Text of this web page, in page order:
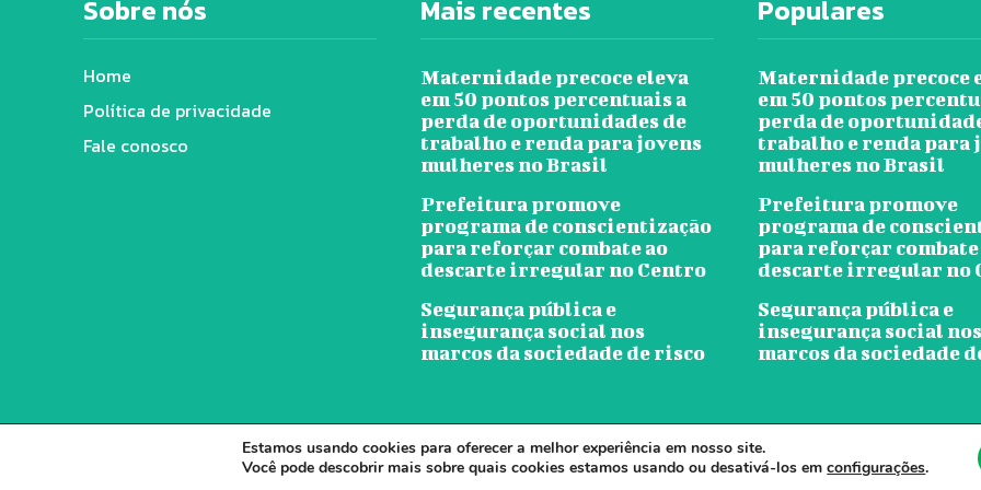
Sobre nós
Home
Política de privacidade
Fale conosco
Mais recentes
Maternidade precoce eleva
em 50 pontos percentuais a
perda de oportunidades de
trabalho e renda para jovens
mulheres no Brasil
Prefeitura promove
programa de conscientização
para reforçar combate ao
descarte irregular no Centro
Segurança pública e
insegurança social nos
marcos da sociedade de risco
Populares
Maternidade precoce
em 50 pontos
perda de
trabalho e renda para
mulheres no Brasil
Prefeitura promove
programa de
para reforçar combate
descarte irregular no
Segurança pública e
insegurança social nos
marcos da sociedade
© Jornal Ver A Cidade - Todos os direitos reservados. - Desenvolvido por
Estamos usando cookies para oferecer a melhor experiência em nosso site.
Você pode descobrir mais sobre quais cookies estamos usando ou desativá-los emconfigurações.